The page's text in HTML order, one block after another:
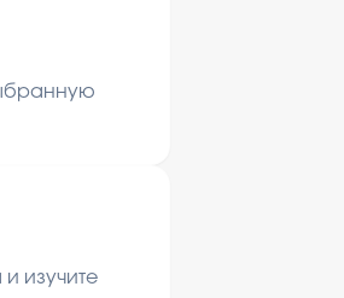
изучите